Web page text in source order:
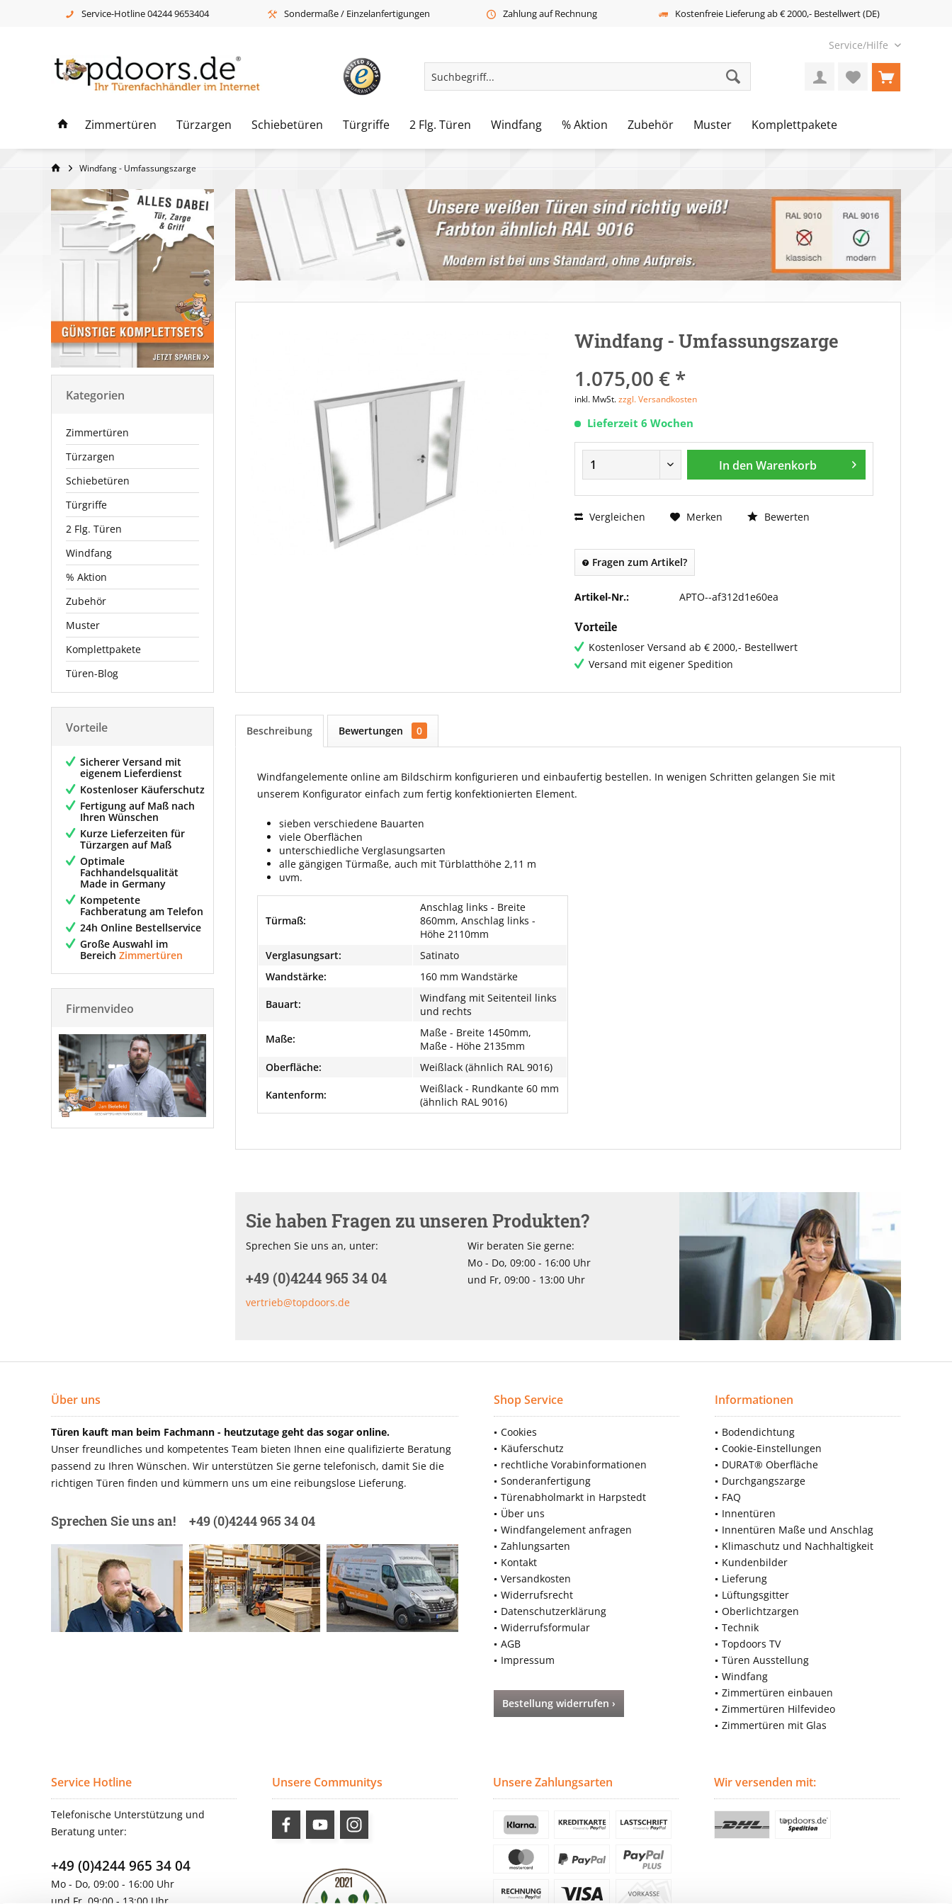
Service-Hotline 04244 9653404 Sondermaße / Einzelanfertigungen Zahlung auf Rechnung Kostenfreie Lieferung ab € 2000,- Bestellwert (DE)
Service/Hilfe
Zimmertüren Türzargen Schiebetüren Türgriffe 2 Flg. Türen Windfang % Aktion Zubehör Muster Komplettpakete
Windfang - Umfassungszarge
Kategorien
Zimmertüren
Türzargen
Schiebetüren
Türgriffe
2 Flg. Türen
Windfang
% Aktion
Zubehör
Muster
Komplettpakete
Türen-Blog
Vorteile
Sicherer Versand mit
eigenem Lieferdienst
Kostenloser Käuferschutz
Fertigung auf Maß nach
Ihren Wünschen
Kurze Lieferzeiten für
Türzargen auf Maß
Optimale
Fachhandelsqualität
Made in Germany
Kompetente
Fachberatung am Telefon
24h Online Bestellservice
Große Auswahl im
Bereich Zimmertüren
Firmenvideo
Windfang - Umfassungszarge
1.075,00 € *
inkl. MwSt.zzgl. Versandkosten
Lieferzeit 6 Wochen
In den Warenkorb
Vergleichen Merken Bewerten
Fragen zum Artikel?
Artikel-Nr.: APTO--af312d1e60ea
Vorteile
Kostenloser Versand ab € 2000,- Bestellwert
Versand mit eigener Spedition
Beschreibung Bewertungen 0
Windfangelemente online am Bildschirm konfigurieren und einbaufertig bestellen. In wenigen Schritten gelangen Sie mit
unserem Konfigurator einfach zum fertig konfektionierten Element.
sieben verschiedene Bauarten
viele Oberflächen
unterschiedliche Verglasungsarten
alle gängigen Türmaße, auch mit Türblatthöhe 2,11 m
uvm.
Türmaß:
Anschlag links - Breite
860mm, Anschlag links -
Höhe 2110mm
Verglasungsart:
Satinato
Wandstärke:
160 mm Wandstärke
Bauart:
Windfang mit Seitenteil links
und rechts
Maße:
Maße - Breite 1450mm,
Maße - Höhe 2135mm
Oberfläche:
Weißlack (ähnlich RAL 9016)
Kantenform:
Weißlack - Rundkante 60 mm
(ähnlich RAL 9016)
Sie haben Fragen zu unseren Produkten?
Sprechen Sie uns an, unter:
+49 (0)4244 965 34 04
vertrieb@topdoors.de
Wir beraten Sie gerne:
Mo - Do, 09:00 - 16:00 Uhr
und Fr, 09:00 - 13:00 Uhr
Über uns
Türen kauft man beim Fachmann - heutzutage geht das sogar online.
Unser freundliches und kompetentes Team bieten Ihnen eine qualifizierte Beratung
passend zu Ihren Wünschen. Wir unterstützen Sie gerne telefonisch, damit Sie die
richtigen Türen finden und kümmern uns um eine reibungslose Lieferung.
Sprechen Sie uns an! +49 (0)4244 965 34 04
Shop Service
Cookies
Käuferschutz
rechtliche Vorabinformationen
Sonderanfertigung
Türenabholmarkt in Harpstedt
Über uns
Windfangelement anfragen
Zahlungsarten
Kontakt
Versandkosten
Widerrufsrecht
Datenschutzerklärung
Widerrufsformular
AGB
Impressum
Bestellung widerrufen ›
Informationen
Bodendichtung
Cookie-Einstellungen
DURAT® Oberfläche
Durchgangszarge
FAQ
Innentüren
Innentüren Maße und Anschlag
Klimaschutz und Nachhaltigkeit
Kundenbilder
Lieferung
Lüftungsgitter
Oberlichtzargen
Technik
Topdoors TV
Türen Ausstellung
Windfang
Zimmertüren einbauen
Zimmertüren Hilfevideo
Zimmertüren mit Glas
Service Hotline
Telefonische Unterstützung und
Beratung unter:
+49 (0)4244 965 34 04
Mo - Do, 09:00 - 16:00 Uhr
und Fr, 09:00 - 13:00 Uhr
Unsere Communitys Unsere Zahlungsarten Wir versenden mit: